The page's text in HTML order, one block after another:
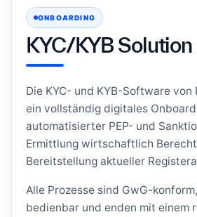
ONBOARDING
KYC/KYB Solution
Die KYC- und KYB-Software von
ein vollständig digitales
automatisierter PEP- und
Ermittlung wirtschaftlich
Bereitstellung aktueller
Alle Prozesse sind GwG-
bedienbar und enden mit einem